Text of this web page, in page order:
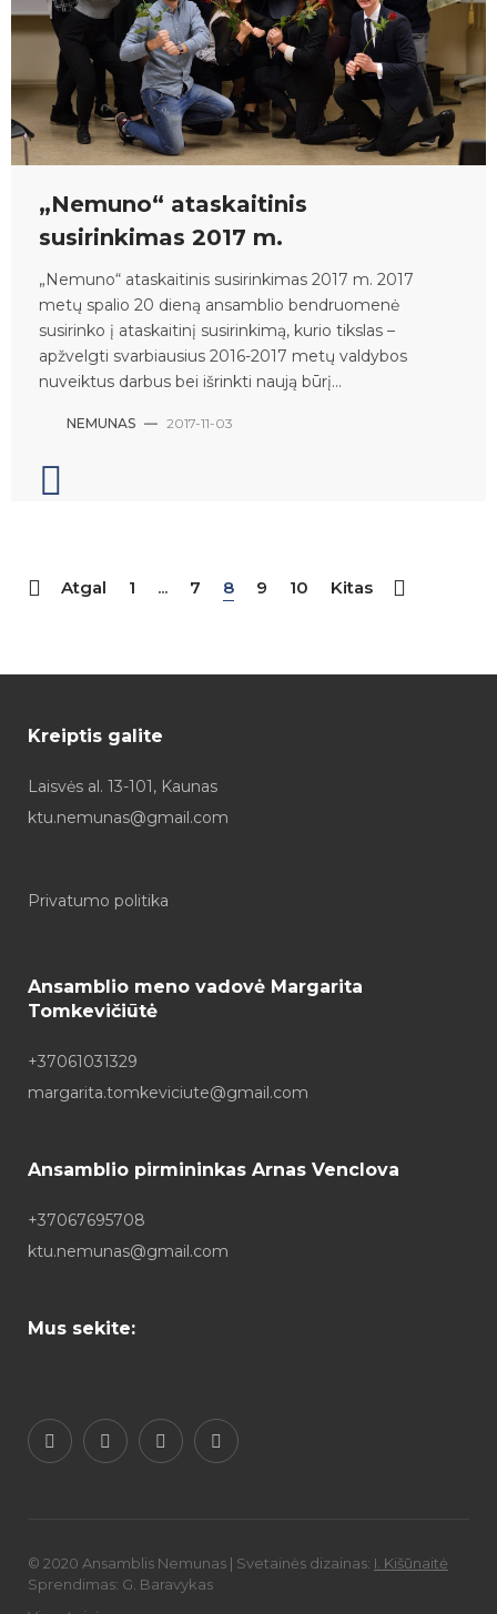
„Nemuno“ ataskaitinis
susirinkimas 2017 m.
„Nemuno“ ataskaitinis susirinkimas 2017 m. 2017
metų spalio 20 dieną ansamblio bendruomenė
susirinko į ataskaitinį susirinkimą, kurio tikslas –
apžvelgti svarbiausius 2016-2017 metų valdybos
nuveiktus darbus bei išrinkti naują būrį...
NEMUNAS — 2017-11-03
Atgal 1 ... 7 8 9 10 Kitas
Kreiptis galite
Laisvės al. 13-101, Kaunas
ktu.nemunas@gmail.com
Privatumo politika
Ansamblio meno vadovė Margarita
Tomkevičiūtė
+37061031329
margarita.tomkeviciute@gmail.com
Ansamblio pirmininkas Arnas Venclova
+37067695708
ktu.nemunas@gmail.com
Mus sekite:
© 2020 Ansamblis Nemunas | Svetainės dizainas: I. Kišūnaitė
Sprendimas: G. Baravykas